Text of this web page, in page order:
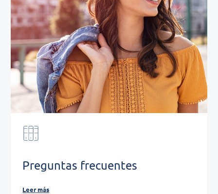
Preguntas frecuentes
Leer más